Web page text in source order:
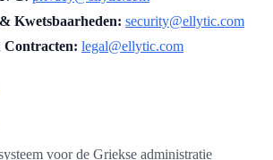
Kwetsbaarheden: security@ellytic.com
: legal@ellytic.com
voor de Griekse administratie